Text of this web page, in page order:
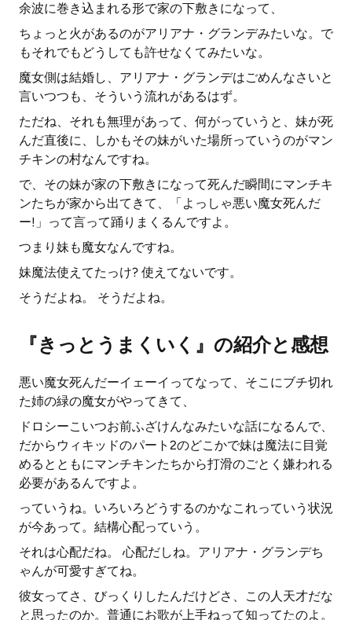
余波に巻き込まれる形で家の下敷きになって、
ちょっと火があるのがアリアナ・グランデみたいな。で
もそれでもどうしても許せなくてみたいな。
魔女側は結婚し、アリアナ・グランデはごめんなさいと
言いつつも、そういう流れがあるはず。
ただね、それも無理があって、何がっていうと、妹が死
んだ直後に、しかもその妹がいた場所っていうのがマン
チキンの村なんですね。
で、その妹が家の下敷きになって死んだ瞬間にマンチキ
ンたちが家から出てきて、「よっしゃ悪い魔女死んだ
ー!」って言って踊りまくるんですよ。
つまり妹も魔女なんですね。
妹魔法使えてたっけ? 使えてないです。
そうだよね。 そうだよね。
『きっとうまくいく』の紹介と感想
悪い魔女死んだーイェーイってなって、そこにブチ切れ
た姉の緑の魔女がやってきて、
ドロシーこいつお前ふざけんなみたいな話になるんで、
だからウィキッドのパート2のどこかで妹は魔法に目覚
めるとともにマンチキンたちから打滑のごとく嫌われる
必要があるんですよ。
っていうね。いろいろどうするのかなこれっていう状況
が今あって。結構心配っていう。
それは心配だね。 心配だしね。アリアナ・グランデち
ゃんが可愛すぎてね。
彼女ってさ、びっくりしたんだけどさ、この人天才だな
と思ったのか。普通にお歌が上手ねって知ってたのよ。